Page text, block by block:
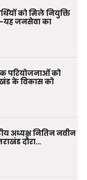
को मिले नियुक्ति
यह जनसेवा का
परियोजनाओं को
के विकास को
अध्यक्ष नितिन नवीन
दौरा…